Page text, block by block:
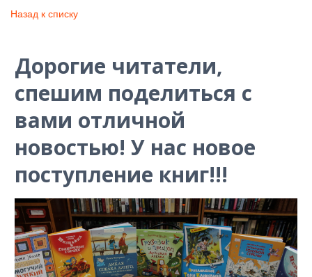
Назад к списку
Дорогие читатели,
спешим поделиться с
вами отличной
новостью! У нас новое
поступление книг!!!